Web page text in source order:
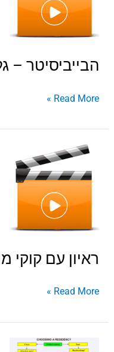
הבייביסיטר –
כתירוץ
Read More »
ראיון עם קוקי
ראיון
עם
קוקי
מונסטר
מהחבובות
Read More »
כיצד